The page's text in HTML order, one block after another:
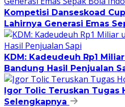
Kompetisi Danseskoad
Lahirnya Generasi Emas
KDM: Kadeudeuh Rp1
Bandung Hasil Penjualan
Igor Tolic Teruskan Tugas
Selengkapnya